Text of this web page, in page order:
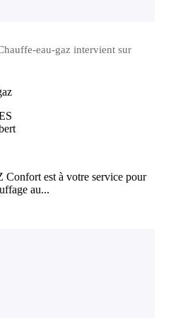
eau-gaz intervient sur
est à votre service pour
au...